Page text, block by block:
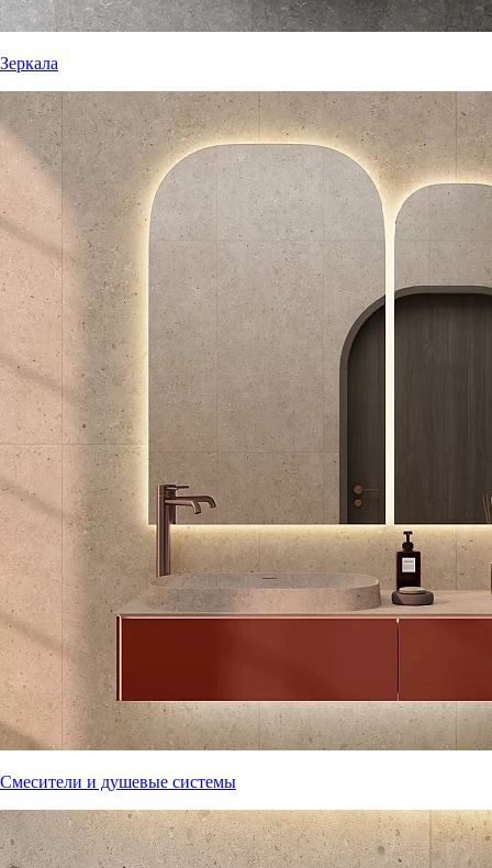
Зеркала
Смесители и душевые системы